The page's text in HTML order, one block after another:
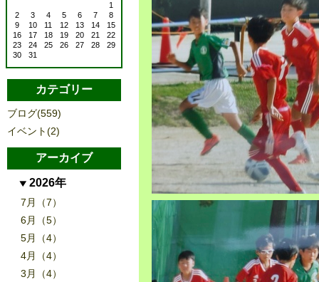
1
2
3 4 5 6 7
8
9
10 11 12 13 14
15
16
17 18 19 20 21
22
23
24 25 26 27 28
29
30
31
カテゴリー
ブログ(559)
イベント(2)
アーカイブ
2026年
7月（7）
6月（5）
5月（4）
4月（4）
3月（4）